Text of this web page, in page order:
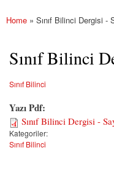
You are here
Home » Sınıf Bilinci Dergisi -
Sınıf Bilinci
Sınıf Bilinci
Yazı Pdf:
Sınıf Bilinci Dergisi -
Kategoriler:
Sınıf Bilinci